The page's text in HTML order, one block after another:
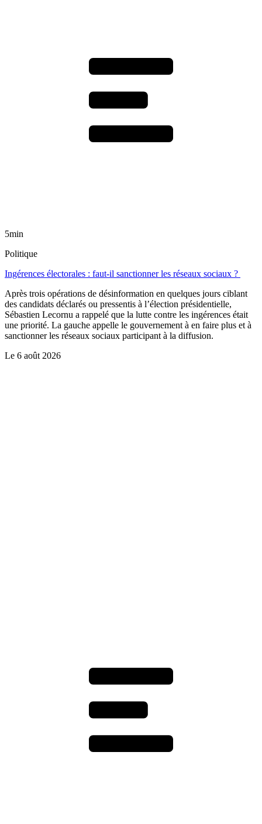
5min
Politique
Ingérences électorales : faut-il sanctionner les réseaux sociaux ?
Après trois opérations de désinformation en quelques jours ciblant
des candidats déclarés ou pressentis à l’élection présidentielle,
Sébastien Lecornu a rappelé que la lutte contre les ingérences était
une priorité. La gauche appelle le gouvernement à en faire plus et à
sanctionner les réseaux sociaux participant à la diffusion.
Le 6 août 2026